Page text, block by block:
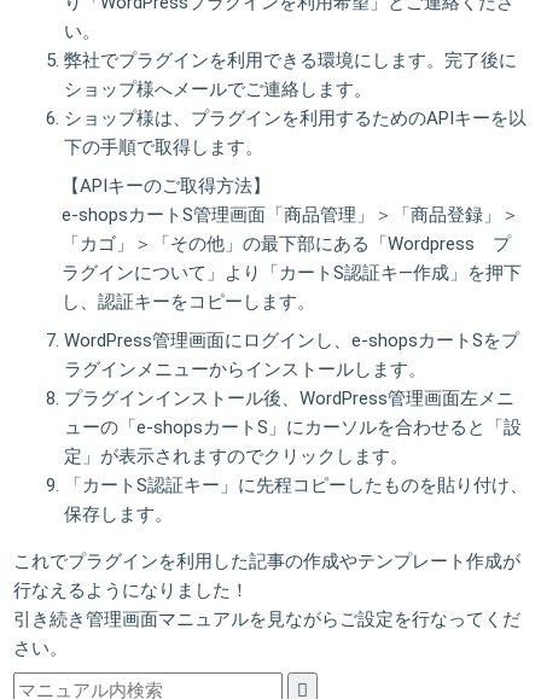
い。
弊社でプラグインを利用できる環境にします。完了後に
ショップ様へメールでご連絡します。
ショップ様は、プラグインを利用するためのAPIキーを以
下の手順で取得します。
【APIキーのご取得方法】
e-shopsカートS管理画面「商品管理」＞「商品登録」＞
「カゴ」＞「その他」の最下部にある「Wordpress プ
ラグインについて」より「カートS認証キ―作成」を押下
し、認証キーをコピーします。
WordPress管理画面にログインし、e-shopsカートSをプ
ラグインメニューからインストールします。
プラグインインストール後、WordPress管理画面左メニ
ューの「e-shopsカートS」にカーソルを合わせると「設
定」が表示されますのでクリックします。
「カートS認証キー」に先程コピーしたものを貼り付け、
保存します。
これでプラグインを利用した記事の作成やテンプレート作成が
行なえるようになりました！
引き続き管理画面マニュアルを見ながらご設定を行なってくだ
さい。